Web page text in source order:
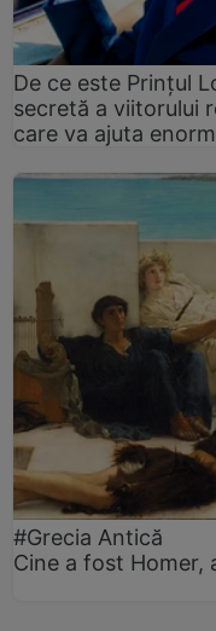
De ce este Prințul
secretă a viitorului
care va ajuta
#Grecia Antică
Cine a fost Homer,